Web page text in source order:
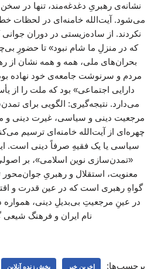
نشانه‌ی رهبریِ دغدغه‌مند، تنها در
می‌شود. آیت‌الله خامنه‌ای در لحظات
نکردند. از ساده‌زیستی در دوران
که در منزلِ ما شام نبود» تا حضورِ
بحران‌های ملی، همه و همه نشان از
مردم و سرنوشت جامعه‌ی خود نهاده
دارایی اجتماعی» بود که ملت را از
می‌دارد. نتیجه‌گیری: الگویی برای
مرجعیت دینی و سیاسی، غیرت دینی و
چهره‌ای از آیت‌الله خامنه‌ای ترسیم
سیاسی یا یک فقیهِ صرفاً دینی است.
«تمدن‌سازی نوین اسلامی»، بر
معنویت، استقلال و رهبریِ جوان‌محور
گواهِ رهبری است که در عین قدرت و
در عینِ مرجعیتِ بی‌بدیلِ دینی، همواره
نام ایران و فرهنگ
برچسب‌ها: اخرین خبر پخش زنده آنلاین